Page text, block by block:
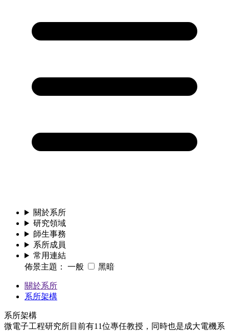
關於系所
研究領域
師生事務
系所成員
常用連結
佈景主題：
一般 黑暗
關於系所
系所架構
系所架構
微電子工程研究所目前有11位專任教授，同時也是成大電機系